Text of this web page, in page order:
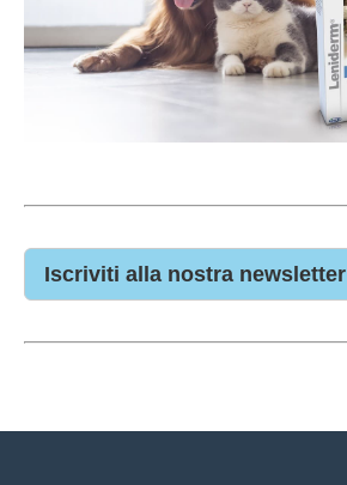
Iscriviti alla nostra newsletter